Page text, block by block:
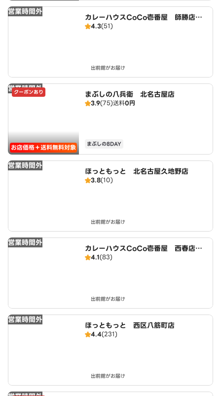
営業時間外
カレーハウスCoCo壱番屋 師勝店（S
D）
4.3(51)
出前館がお届け
営業時間外
クーポンあり
お店価格＋送料無料対象
まぶしの八兵衛 北名古屋店
3.9(75)送料0円
まぶしの8DAY
営業時間外
ほっともっと 北名古屋久地野店
3.8(10)
出前館がお届け
営業時間外
カレーハウスCoCo壱番屋 西春店（S
D）
4.1(83)
出前館がお届け
営業時間外
ほっともっと 西区八筋町店
4.4(231)
出前館がお届け